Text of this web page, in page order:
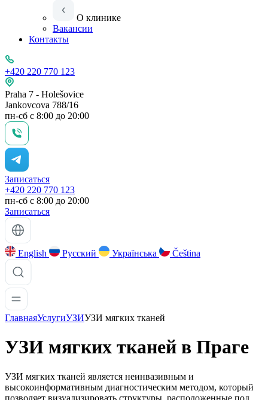
О клинике
Вакансии
Контакты
+420 220 770 123
Praha 7 - Holešovice
Jankovcova 788/16
пн-сб с 8:00 до 20:00
Записаться
+420 220 770 123
пн-сб с 8:00 до 20:00
Записаться
English Русский Українська Čeština
ГлавнаяУслугиУЗИУЗИ мягких тканей
УЗИ мягких тканей в Праге
УЗИ мягких тканей является неинвазивным и
высокоинформативным диагностическим методом, который
позволяет визуализировать структуры, расположенные под